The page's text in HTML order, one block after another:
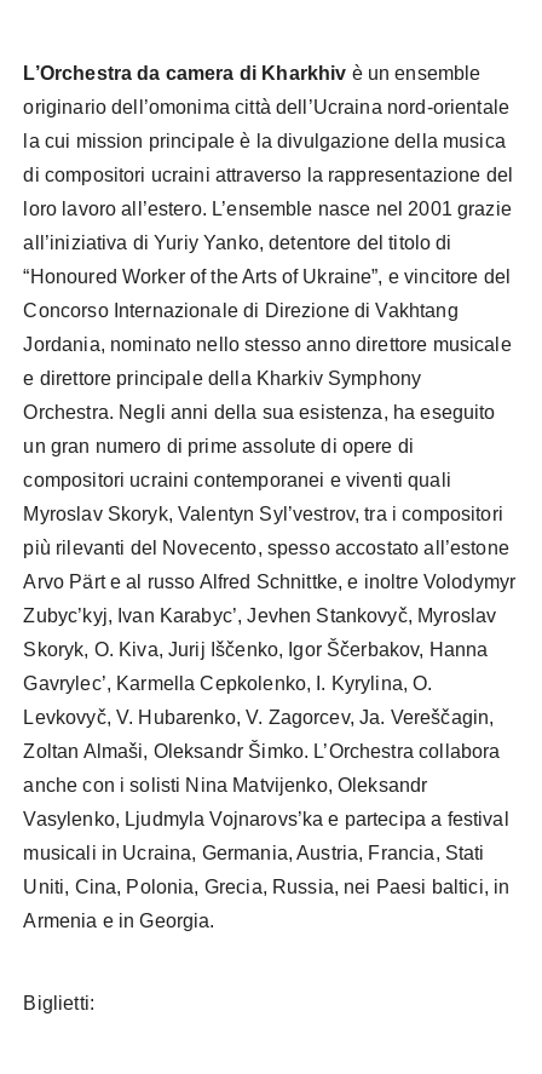
L’Orchestra da camera di Kharkhiv è un ensemble
originario dell’omonima città dell’Ucraina nord-orientale
la cui mission principale è la divulgazione della musica
di compositori ucraini attraverso la rappresentazione del
loro lavoro all’estero. L’ensemble nasce nel 2001 grazie
all’iniziativa di Yuriy Yanko, detentore del titolo di
“Honoured Worker of the Arts of Ukraine”, e vincitore del
Concorso Internazionale di Direzione di Vakhtang
Jordania, nominato nello stesso anno direttore musicale
e direttore principale della Kharkiv Symphony
Orchestra. Negli anni della sua esistenza, ha eseguito
un gran numero di prime assolute di opere di
compositori ucraini contemporanei e viventi quali
Myroslav Skoryk, Valentyn Syl’vestrov, tra i compositori
più rilevanti del Novecento, spesso accostato all’estone
Arvo Pärt e al russo Alfred Schnittke, e inoltre Volodymyr
Zubyc’kyj, Ivan Karabyc’, Jevhen Stankovyč, Myroslav
Skoryk, O. Kiva, Jurij Iščenko, Igor Ščerbakov, Hanna
Gavrylec’, Karmella Cepkolenko, I. Kyrylina, O.
Levkovyč, V. Hubarenko, V. Zagorcev, Ja. Vereščagin,
Zoltan Almaši, Oleksandr Šimko. L’Orchestra collabora
anche con i solisti Nina Matvijenko, Oleksandr
Vasylenko, Ljudmyla Vojnarovs’ka e partecipa a festival
musicali in Ucraina, Germania, Austria, Francia, Stati
Uniti, Cina, Polonia, Grecia, Russia, nei Paesi baltici, in
Armenia e in Georgia.
Biglietti: